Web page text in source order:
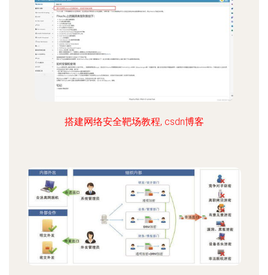
搭建网络安全靶场教程, csdn博客